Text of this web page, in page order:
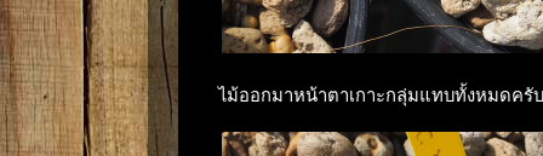
ไม้ออกมาหน้าตาเกาะกลุ่มแทบทั้งหมดครับ